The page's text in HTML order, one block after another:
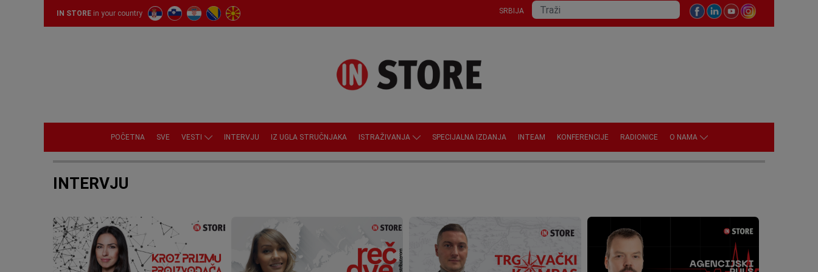
IN STORE in your country SRBIJA
POČETNA SVE VESTI INTERVJU IZ UGLA STRUČNJAKA ISTRAŽIVANJA SPECIJALNA IZDANJA INTEAM KONFERENCIJE RADIONICE O NAMA
INTERVJU